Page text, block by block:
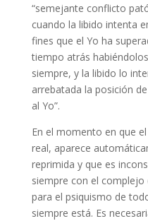
“semejante conflicto
cuando la libido intenta
fines que el Yo ha
tiempo atrás
siempre, y la libido lo
arrebatada la posición
al Yo”.
En el momento en que
real, aparece
reprimida y que es
siempre con el complejo
para el psiquismo de
siempre está. Es